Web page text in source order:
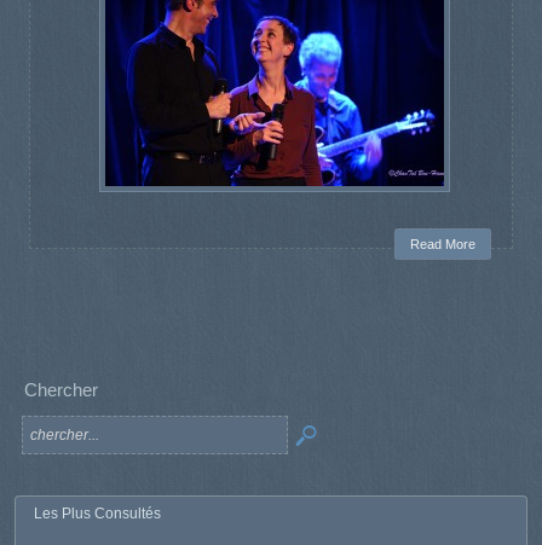
Read More
Chercher
Les Plus Consultés